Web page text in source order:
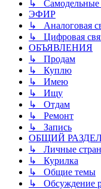
↳ Самодельные
ЭФИР
↳ Аналоговая
↳ Цифровая
ОБЪЯВЛЕНИЯ
↳ Продам
↳ Куплю
↳ Имею
↳ Ищу
↳ Отдам
↳ Ремонт
↳ Запись
ОБЩИЙ
↳ Личные
↳ Курилка
↳ Общие темы
↳ Обсуждение